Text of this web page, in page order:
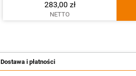
283,00 zł
NETTO
Dostawa i płatności